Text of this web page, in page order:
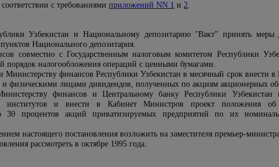
с требованиями приложений NN 1 и 2.
Узбекистан и Национальному депозитарию "Вакт" принять меры
Национального депозитария.
совместно с Государственным налоговым комитетом Республики
порядок налогообложения операций с ценными бумагами.
Министерству финансов Республики Узбекистан в месячный срок внести
физическими лицами дивидендов, полученных по акциям акционерных
финансов и Центральному банку Республики Узбекистан
институтов и внести в Кабинет Министров проект положения об
30 процентов акций приватизируемых предприятий по их
настоящего постановления возложить на заместителя премьер-
рассмотреть в октябре 1995 года.